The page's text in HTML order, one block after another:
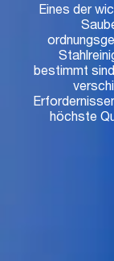
Eines der
bestimmt
höchste